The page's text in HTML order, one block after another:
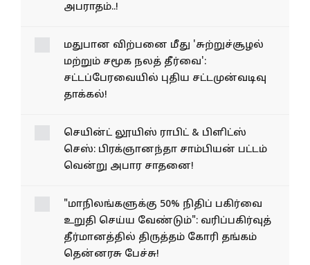
அபராதம்..!
மதுபான விற்பனை மீது 'சுற்றுச்சூழல்
மற்றும் சமூக நலத் தீர்வை':
சட்டப்பேரவையில் புதிய சட்டமுன்வடிவு
தாக்கல்!
செயின்ட் லூயிஸ் ராபிட் & பிளிட்ஸ்
செஸ்: பிரக்ஞானந்தா சாம்பியன் பட்டம்
வென்று அபார சாதனை!
"மாநிலங்களுக்கு 50% நிதிப் பகிர்வை
உறுதி செய்ய வேண்டும்": வரிப்பகிர்வுத்
தீர்மானத்தில் திருத்தம் கோரி தங்கம்
தென்னரசு பேச்சு!